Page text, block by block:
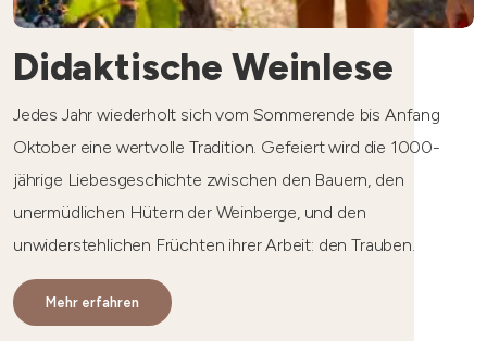
Didaktische Weinlese
Jedes Jahr wiederholt sich vom Sommerende bis Anfang
Oktober eine wertvolle Tradition. Gefeiert wird die 1000-
jährige Liebesgeschichte zwischen den Bauern, den
unermüdlichen Hütern der Weinberge, und den
unwiderstehlichen Früchten ihrer Arbeit: den Trauben.
Mehr erfahren